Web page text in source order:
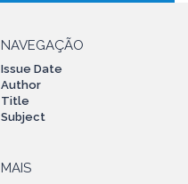
NAVEGAÇÃO
Issue Date
Author
Title
Subject
MAIS